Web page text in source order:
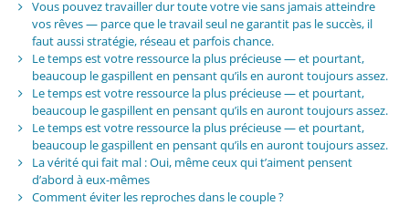
Vous pouvez travailler dur toute votre vie sans jamais atteindre
vos rêves — parce que le travail seul ne garantit pas le succès, il
faut aussi stratégie, réseau et parfois chance.
Le temps est votre ressource la plus précieuse — et pourtant,
beaucoup le gaspillent en pensant qu’ils en auront toujours assez.
Le temps est votre ressource la plus précieuse — et pourtant,
beaucoup le gaspillent en pensant qu’ils en auront toujours assez.
Le temps est votre ressource la plus précieuse — et pourtant,
beaucoup le gaspillent en pensant qu’ils en auront toujours assez.
La vérité qui fait mal : Oui, même ceux qui t’aiment pensent
d’abord à eux-mêmes
Comment éviter les reproches dans le couple ?